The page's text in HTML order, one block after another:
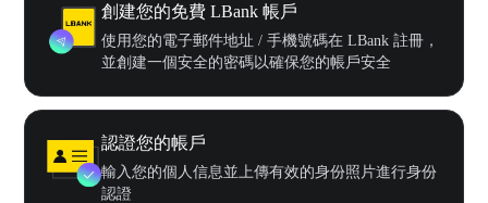
創建您的免費 LBank 帳戶
使用您的電子郵件地址 / 手機號碼在 LBank 註冊，
並創建一個安全的密碼以確保您的帳戶安全
認證您的帳戶
輸入您的個人信息並上傳有效的身份照片進行身份
認證